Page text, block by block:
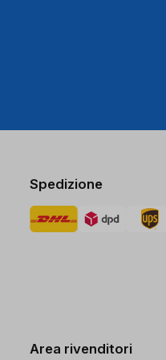
Spedizione
Area rivenditori